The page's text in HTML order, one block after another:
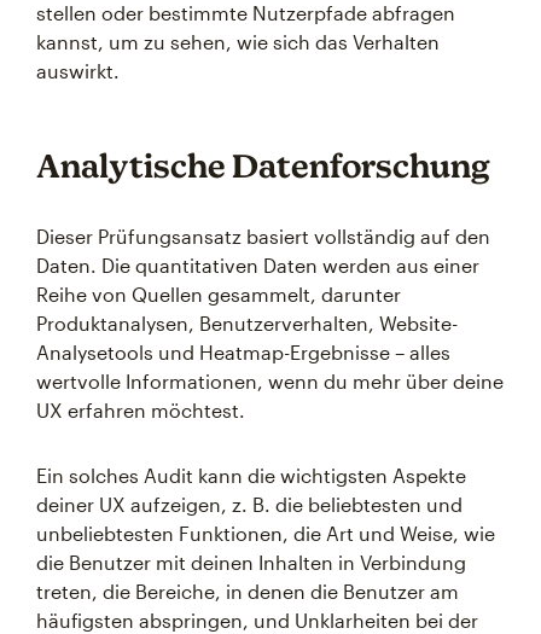
stellen oder bestimmte Nutzerpfade abfragen
kannst, um zu sehen, wie sich das Verhalten
auswirkt.
Analytische Datenforschung
Dieser Prüfungsansatz basiert vollständig auf den
Daten. Die quantitativen Daten werden aus einer
Reihe von Quellen gesammelt, darunter
Produktanalysen, Benutzerverhalten, Website-
Analysetools und Heatmap-Ergebnisse – alles
wertvolle Informationen, wenn du mehr über deine
UX erfahren möchtest.
Ein solches Audit kann die wichtigsten Aspekte
deiner UX aufzeigen, z. B. die beliebtesten und
unbeliebtesten Funktionen, die Art und Weise, wie
die Benutzer mit deinen Inhalten in Verbindung
treten, die Bereiche, in denen die Benutzer am
häufigsten abspringen, und Unklarheiten bei der